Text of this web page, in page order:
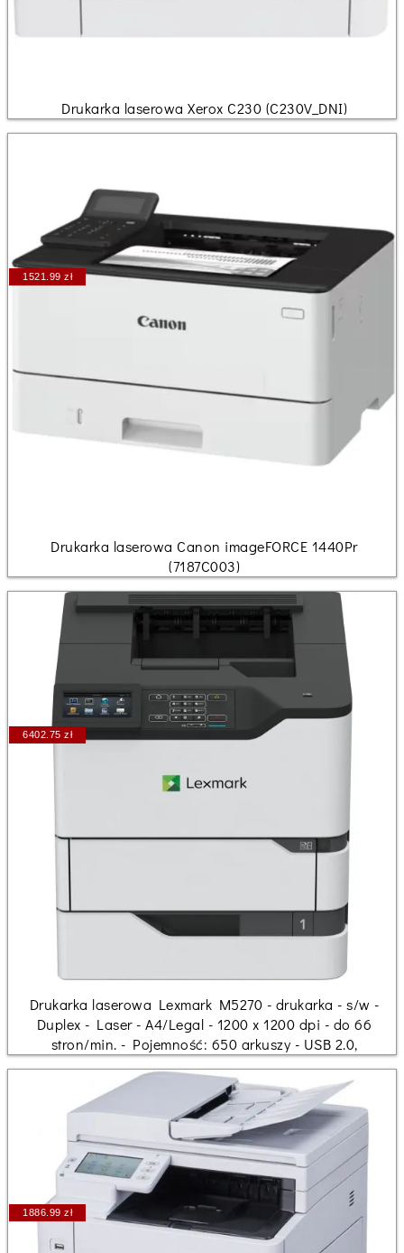
Drukarka laserowa Xerox C230 (C230V_DNI)
1521.99 zł
Drukarka laserowa Canon imageFORCE 1440Pr
(7187C003)
6402.75 zł
Drukarka laserowa Lexmark M5270 - drukarka - s/w -
Duplex - Laser - A4/Legal - 1200 x 1200 dpi - do 66
stron/min. - Pojemność: 650 arkuszy - USB 2.0,
1886.99 zł